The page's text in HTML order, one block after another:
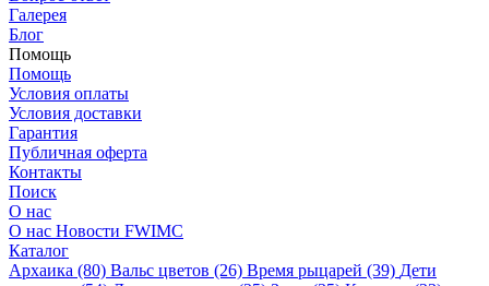
Галерея
Блог
Помощь
Помощь
Условия оплаты
Условия доставки
Гарантия
Публичная оферта
Контакты
Поиск
О нас
О нас Новости FWIMC
Каталог
Архаика (80) Вальс цветов (26) Время рыцарей (39) Дети